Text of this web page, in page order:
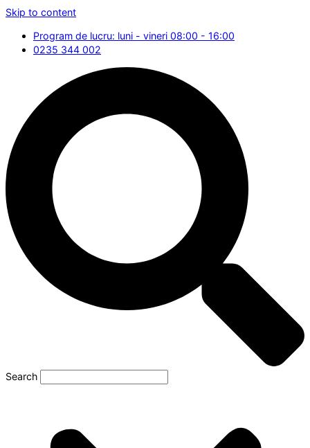
Skip to content
Program de lucru: luni - vineri 08:00 - 16:00
0235 344 002
Search